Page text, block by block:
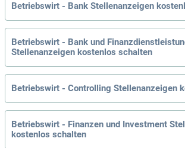
Betriebswirt - Bank Stellenanzeigen
Betriebswirt - Bank und
Stellenanzeigen kostenlos schalten
Betriebswirt - Controlling Stellenanzeigen
Betriebswirt - Finanzen und Investment
kostenlos schalten